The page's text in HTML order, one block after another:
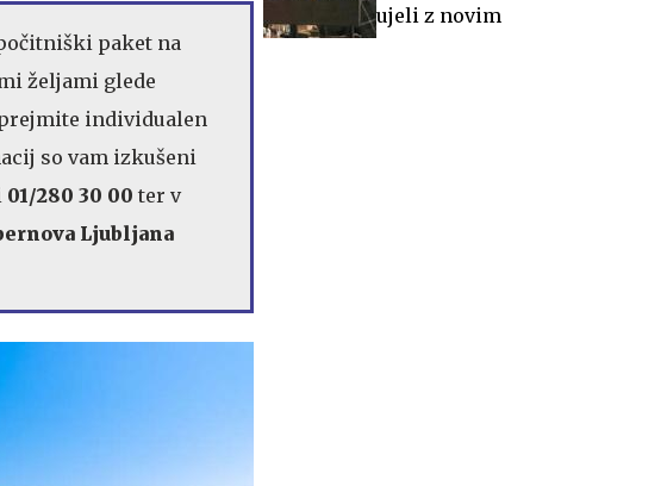
paket na
željami glede
individualen
so vam izkušeni
01/280 30 00 ter v
Ljubljana
ujeli z novim